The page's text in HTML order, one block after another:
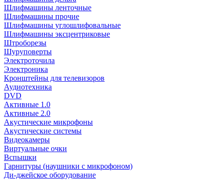
Шлифмашины ленточные
Шлифмашины прочие
Шлифмашины углошлифовальные
Шлифмашины эксцентриковые
Штроборезы
Шуруповерты
Электроточила
Электроника
Кронштейны для телевизоров
Аудиотехника
DVD
Активные 1.0
Активные 2.0
Акустические микрофоны
Акустические системы
Видеокамеры
Виртуальные очки
Вспышки
Гарнитуры (наушники с микрофоном)
Ди-джейское оборудование